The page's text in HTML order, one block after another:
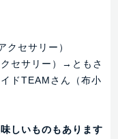
セサリー）
セサリー）→ともさ
ドTEAMさん（布小
しいものもあります